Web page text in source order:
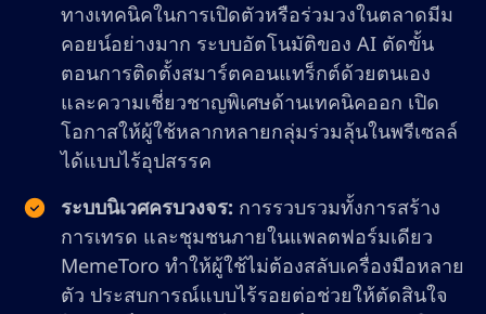
ทางเทคนิคในการเปิดตัวหรือร่วมวงในตลาดมีม
คอยน์อย่างมาก ระบบอัตโนมัติของ AI ตัดขั้น
ตอนการติดตั้งสมาร์ตคอนแทร็กต์ด้วยตนเอง
และความเชี่ยวชาญพิเศษด้านเทคนิคออก เปิด
โอกาสให้ผู้ใช้หลากหลายกลุ่มร่วมลุ้นในพรีเซลล์
ได้แบบไร้อุปสรรค
ระบบนิเวศครบวงจร: การรวบรวมทั้งการสร้าง
การเทรด และชุมชนภายในแพลตฟอร์มเดียว
MemeToro ทำให้ผู้ใช้ไม่ต้องสลับเครื่องมือหลาย
ตัว ประสบการณ์แบบไร้รอยต่อช่วยให้ตัดสินใจ